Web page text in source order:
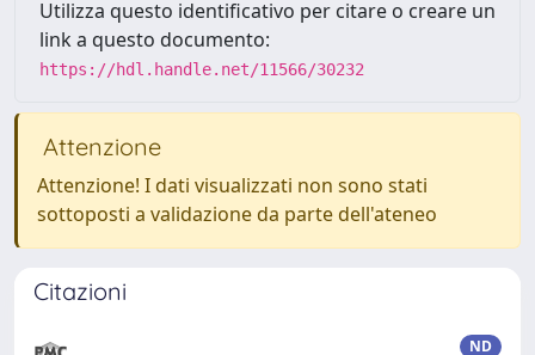
Utilizza questo identificativo per citare o creare un
link a questo documento:
https://hdl.handle.net/11566/30232
Attenzione
Attenzione! I dati visualizzati non sono stati
sottoposti a validazione da parte dell'ateneo
Citazioni
ND